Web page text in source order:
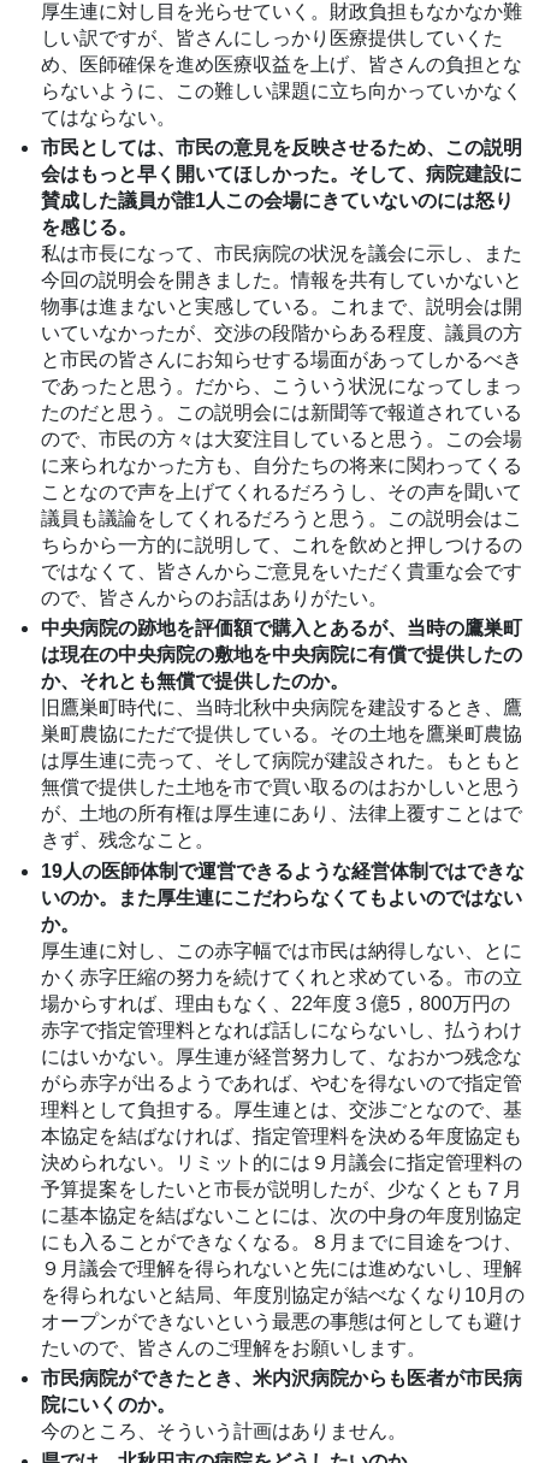
厚生連に対し目を光らせていく。財政負担もなかなか難
しい訳ですが、皆さんにしっかり医療提供していくた
め、医師確保を進め医療収益を上げ、皆さんの負担とな
らないように、この難しい課題に立ち向かっていかなく
てはならない。
市民としては、市民の意見を反映させるため、この説明
会はもっと早く開いてほしかった。そして、病院建設に
賛成した議員が誰1人この会場にきていないのには怒り
を感じる。
私は市長になって、市民病院の状況を議会に示し、また
今回の説明会を開きました。情報を共有していかないと
物事は進まないと実感している。これまで、説明会は開
いていなかったが、交渉の段階からある程度、議員の方
と市民の皆さんにお知らせする場面があってしかるべき
であったと思う。だから、こういう状況になってしまっ
たのだと思う。この説明会には新聞等で報道されている
ので、市民の方々は大変注目していると思う。この会場
に来られなかった方も、自分たちの将来に関わってくる
ことなので声を上げてくれるだろうし、その声を聞いて
議員も議論をしてくれるだろうと思う。この説明会はこ
ちらから一方的に説明して、これを飲めと押しつけるの
ではなくて、皆さんからご意見をいただく貴重な会です
ので、皆さんからのお話はありがたい。
中央病院の跡地を評価額で購入とあるが、当時の鷹巣町
は現在の中央病院の敷地を中央病院に有償で提供したの
か、それとも無償で提供したのか。
旧鷹巣町時代に、当時北秋中央病院を建設するとき、鷹
巣町農協にただで提供している。その土地を鷹巣町農協
は厚生連に売って、そして病院が建設された。もともと
無償で提供した土地を市で買い取るのはおかしいと思う
が、土地の所有権は厚生連にあり、法律上覆すことはで
きず、残念なこと。
19人の医師体制で運営できるような経営体制ではできな
いのか。また厚生連にこだわらなくてもよいのではない
か。
厚生連に対し、この赤字幅では市民は納得しない、とに
かく赤字圧縮の努力を続けてくれと求めている。市の立
場からすれば、理由もなく、22年度３億5，800万円の
赤字で指定管理料となれば話しにならないし、払うわけ
にはいかない。厚生連が経営努力して、なおかつ残念な
がら赤字が出るようであれば、やむを得ないので指定管
理料として負担する。厚生連とは、交渉ごとなので、基
本協定を結ばなければ、指定管理料を決める年度協定も
決められない。リミット的には９月議会に指定管理料の
予算提案をしたいと市長が説明したが、少なくとも７月
に基本協定を結ばないことには、次の中身の年度別協定
にも入ることができなくなる。８月までに目途をつけ、
９月議会で理解を得られないと先には進めないし、理解
を得られないと結局、年度別協定が結べなくなり10月の
オープンができないという最悪の事態は何としても避け
たいので、皆さんのご理解をお願いします。
市民病院ができたとき、米内沢病院からも医者が市民病
院にいくのか。
今のところ、そういう計画はありません。